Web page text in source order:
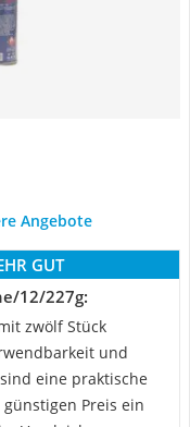
Angebote
GUT
12/227g:
zwölf Stück
und
eine praktische
Preis ein